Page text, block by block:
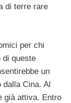
di terre rare
per chi
di queste
un
Cina. Al
già attiva. Entro